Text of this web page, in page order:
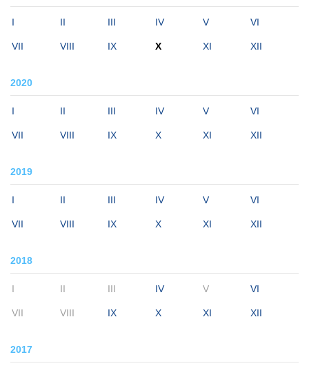
I II III IV V VI
VII VIII IX X XI XII
2020
I II III IV V VI
VII VIII IX X XI XII
2019
I II III IV V VI
VII VIII IX X XI XII
2018
I II III IV V VI
VII VIII IX X XI XII
2017